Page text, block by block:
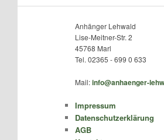
Anhänger Lehwald
Lise-Meitner-Str. 2
45768 Marl
Tel. 02365 - 699 0 633
Mail:info@anhaenger-
Impressum
Datenschutzerklärung
AGB